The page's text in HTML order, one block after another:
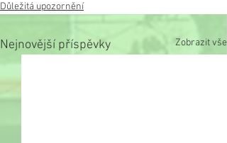
Důležitá upozornění
Nejnovější příspěvky Zobrazit vše